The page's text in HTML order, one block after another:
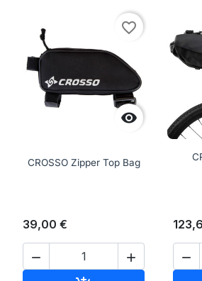

favorite_border
CROSSO Zipper Top Bag
39,00 €
  